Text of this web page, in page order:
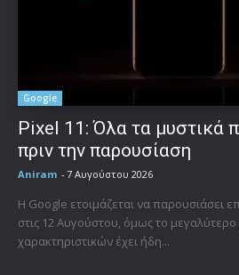
Google
Pixel 11: Όλα τα μυστικά
πριν την παρουσίαση
Aniram - 7 Αυγούστου 2026
Η Google ετοιμάζεται να παρουσιάσει
στις 12 Αυγούστου, όμως το
χαρακτηριστικών έχει ήδη...